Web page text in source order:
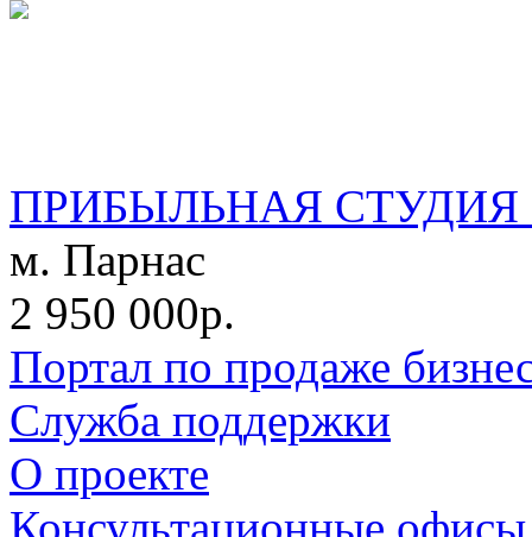
ПРИБЫЛЬНАЯ СТУДИЯ
м. Парнас
2 950 000р.
Портал по продаже
Служба поддержки
О проекте